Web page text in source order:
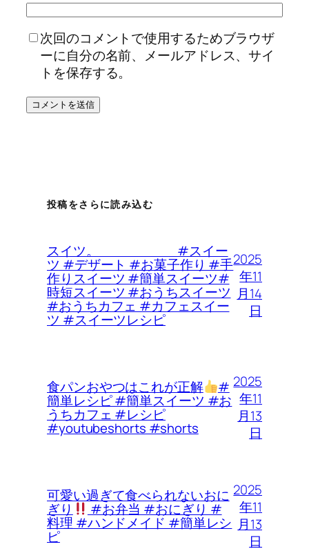
次回のコメントで使用するためブラウザ
ーに自分の名前、メールアドレス、サイ
トを保存する。
投稿をさらに読み込む
スイツ。 #スイー
ツ #デザート #お菓子作り #手
作りスイーツ #簡単スイーツ#
時短スイーツ #おうちスイーツ
#おうちカフェ #カフェスイー
ツ #スイーツレシピ
2025
年11
月14
日
食パンおやつはこれが正解 #
簡単レシピ #簡単スイーツ #お
うちカフェ #レシピ
#youtubeshorts #shorts
2025
年11
月13
日
可愛い過ぎて食べられないおに
ぎり #お弁当 #おにぎり #
料理 #ハンドメイド #簡単レシ
ピ
2025
年11
月13
日